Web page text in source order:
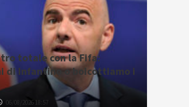
totale con la Fifa:
di Infantino o boicottiamo i
06/08/2026 18:57